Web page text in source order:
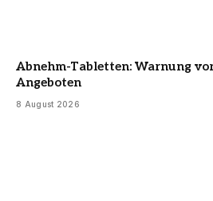
Abnehm-Tabletten: Warnung
Angeboten
8 August 2026